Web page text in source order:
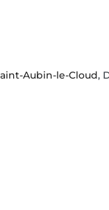
Aubin-le-Cloud,